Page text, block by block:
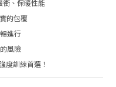
衝、保暖性能
的包覆
進行
風險
度訓練首選！